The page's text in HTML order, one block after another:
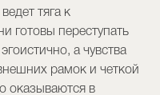
тяга к
готовы переступать
а чувства
рамок и четкой
оказываются в